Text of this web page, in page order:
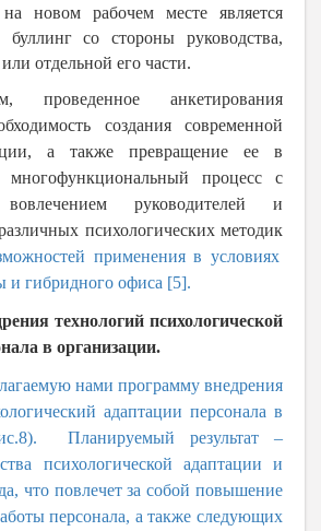
новом рабочем месте является
со стороны руководства,
отдельной его части.
проведенное анкетирования
создания современной
а также превращение ее в
процесс с
руководителей и
психологических методик
применения в условиях
и гибридного офиса [5].
технологий психологической
в организации.
нами программу внедрения
адаптации персонала в
Планируемый результат –
психологической адаптации и
что повлечет за собой повышение
персонала, а также следующих